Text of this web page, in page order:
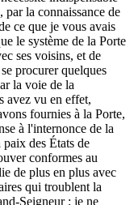
la connaissance de
ce que je vous avais
le système de la Porte
ses voisins, et de
procurer quelques
la voie de la
avez vu en effet,
fournies à la Porte,
à l'internonce de la
des États de
conformes au
de plus en plus avec
qui troublent la
Seigneur ; je ne